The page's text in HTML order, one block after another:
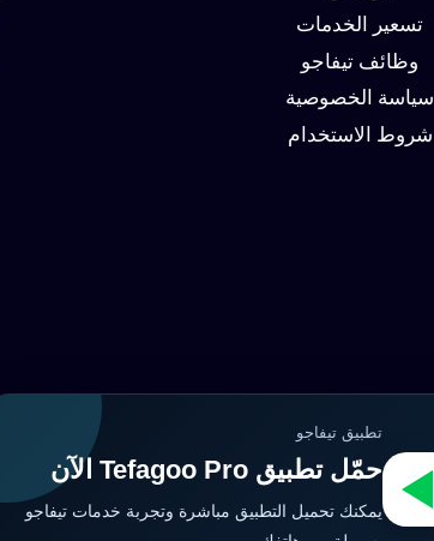
تسعير الخدمات
وظائف تيفاجو
سياسة الخصوصية
شروط الاستخدام
تطبيق تيفاجو
حمّل تطبيق Tefagoo Pro الآن
يمكنك تحميل التطبيق مباشرة وتجربة خدمات تيفاجو